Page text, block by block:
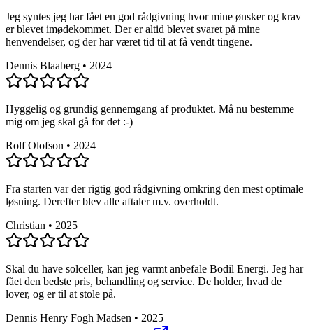
Jeg syntes jeg har fået en god rådgivning hvor mine ønsker og krav
er blevet imødekommet. Der er altid blevet svaret på mine
henvendelser, og der har været tid til at få vendt tingene.
Dennis Blaaberg • 2024
Hyggelig og grundig gennemgang af produktet. Må nu bestemme
mig om jeg skal gå for det :-)
Rolf Olofson • 2024
Fra starten var der rigtig god rådgivning omkring den mest optimale
løsning. Derefter blev alle aftaler m.v. overholdt.
Christian • 2025
Skal du have solceller, kan jeg varmt anbefale Bodil Energi. Jeg har
fået den bedste pris, behandling og service. De holder, hvad de
lover, og er til at stole på.
Dennis Henry Fogh Madsen • 2025